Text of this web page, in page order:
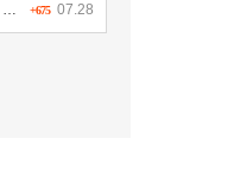
+675 07.28